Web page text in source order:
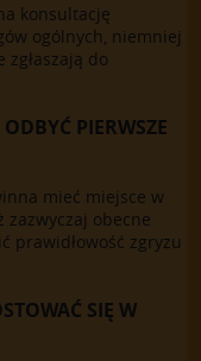
konsultację
ogólnych, niemniej
do
PIERWSZE
mieć miejsce w
zazwyczaj obecne
prawidłowość zgryzu
SIĘ W